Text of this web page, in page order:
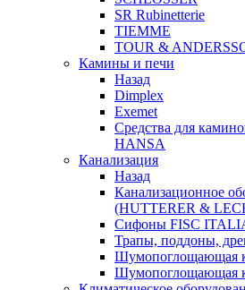
SR Rubinetterie
TIEMME
TOUR &
Камины и печи
Назад
Dimplex
Exemet
Средства для
HANSA
Канализация
Назад
Канализационное
(HUTTERER &
Сифоны FISC
Трапы, поддоны,
Шумопоглощающая
Шумопоглощающая